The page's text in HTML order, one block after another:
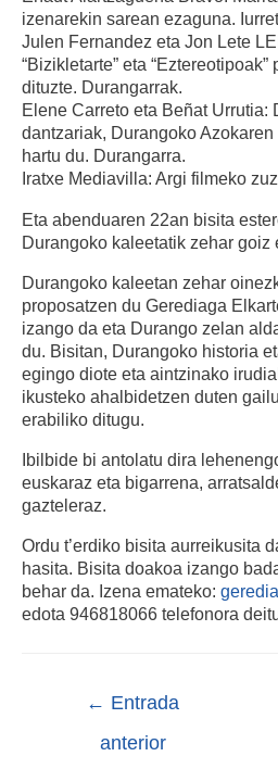
izenarekin sarean ezaguna.
Julen Fernandez eta Jon Lete
“Bizikletarte” eta
dituzte. Durangarrak.
Elene Carreto eta Beñat Urrutia:
dantzariak, Durangoko
hartu du. Durangarra.
Iratxe Mediavilla: Argi filmeko
Eta abenduaren 22an bisita
Durangoko kaleetatik zehar goiz
Durangoko kaleetan zehar
proposatzen du Gerediaga
izango da eta Durango zelan
du. Bisitan, Durangoko historia
egingo diote eta aintzinako
ikusteko ahalbidetzen duten
erabiliko ditugu.
Ibilbide bi antolatu dira
euskaraz eta bigarrena,
gazteleraz.
Ordu t’erdiko bisita aurreikusita
hasita. Bisita doakoa izango
behar da. Izena emateko:
edota 946818066 telefonora
← Entrada
anterior